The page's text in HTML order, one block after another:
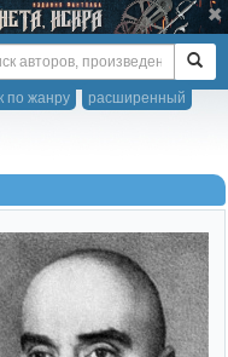
расширенный
по жанру